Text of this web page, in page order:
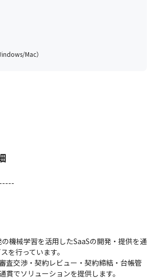
深めるとともに、当社でどう力を発揮
てフォローします
がつき、水先案内人として当社での活
Mac）
機械学習を活用したSaaSの開発・提供を通
を行っています。
査交渉・契約レビュー・契約締結・台帳管
貫でソリューションを提供します。